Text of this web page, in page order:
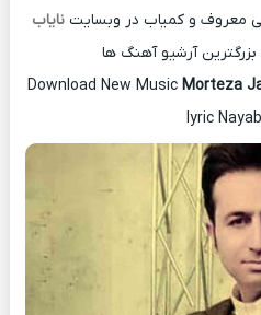
معروف و کمیاب در وبسایت نایاب
آرشیو آهنگ ها
Download New Music Morteza
lyric